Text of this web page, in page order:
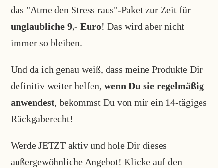
das "Atme den Stress raus"-Paket zur Zeit für
unglaubliche 9,- Euro! Das wird aber nicht
immer so bleiben.
Und da ich genau weiß, dass meine Produkte Dir
definitiv weiter helfen,wenn Du sie regelmäßig
anwendest, bekommst Du von mir ein 14-tägiges
Rückgaberecht!
Werde JETZT aktiv und hole Dir dieses
außergewöhnliche Angebot! Klicke auf den